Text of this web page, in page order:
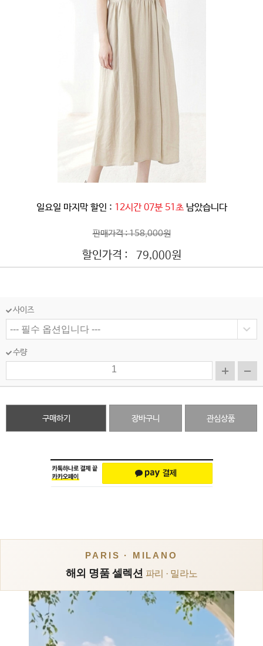
일요일 마지막 할인 : 12시간 07분 48초 남았습니다
판매가격 : 158,000원
할인가격 : 79,000원
사이즈
수량
구매하기 장바구니 관심상품
PARIS · MILANO
해외 명품 셀렉션 파리 · 밀라노